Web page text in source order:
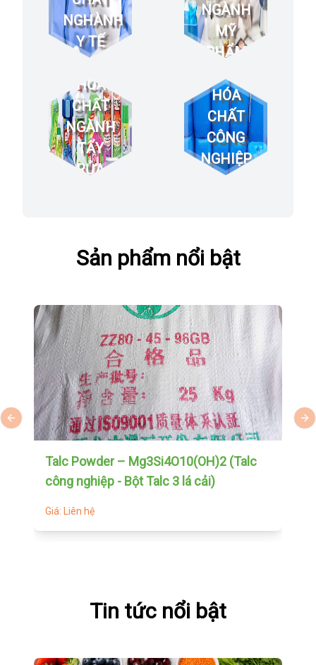
NGHÀNH
Y TẾ
NGÀNH
MỸ
PHẨM
HOÁ
CHẤT
NGÀNH
TẨY
RỬA
HÓA
CHẤT
CÔNG
NGHIỆP
Sản phẩm nổi bật
Talc Powder – Mg3Si4O10(OH)2 (Talc
công nghiệp - Bột Talc 3 lá cải)
Giá: Liên hệ
Previous slide
Tin tức nổi bật